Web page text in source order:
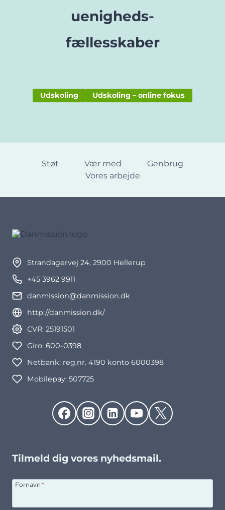
uenigheds-
fællesskaber
Udskoling Udskoling – online fokus
Støt Vær med
Genbrug
Vores arbejde
Strandagervej 24, 2900 Hellerup
+45 3962 9911
danmission@danmission.dk
http://danmission.dk/
CVR: 25191501
Giro: 600-0398
Netbank: reg.nr. 4190 konto 6000398
Mobilepay: 507725
Tilmeld dig vores nyhedsmail.
Fornavn *